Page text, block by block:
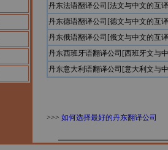
丹东法语翻译公司[法文与中文的互
丹东德语翻译公司[德文与中文的互
丹东俄语翻译公司[俄文与中文的互
丹东西班牙语翻译公司[西班牙文与
丹东意大利语翻译公司[意大利文与
>>> 如何选择最好的丹东翻译公司